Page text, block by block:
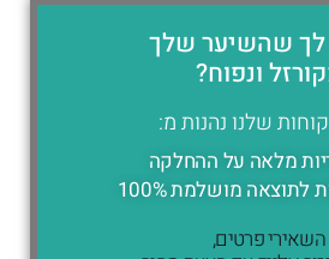
שהשיער שלך
ונפוח?
שלנו נהנות מ:
מלאה על ההחלקה
לתוצאה מושלמת 100%
השאירי פרטים,